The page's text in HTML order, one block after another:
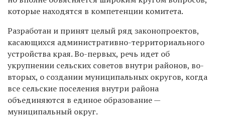
которые находятся в компетенции комитета.
Разработан и принят целый ряд законопроектов,
касающихся административно-территориального
устройства края. Во-первых, речь идет об
укрупнении сельских советов внутри районов, во-
вторых, о создании муниципальных округов, когда
все сельские поселения внутри района
объединяются в единое образование —
муниципальный округ.